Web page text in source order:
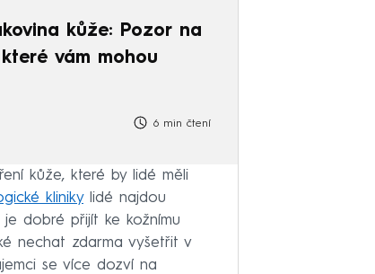
kůže: Pozor na
vám mohou
6 min čtení
kůže, které by lidé měli
klinikylidé najdou
dobré přijít ke kožnímu
nechat zdarma vyšetřit v
se více dozví na